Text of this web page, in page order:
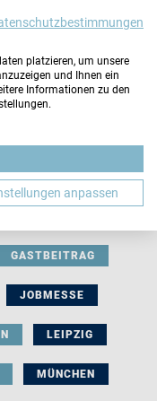
BEWERBUNG
GASTBEITRAG
JOBMESSE
LEIPZIG
MÜNCHEN
platzieren, um unsere
und Ihnen ein
Informationen zu den
anpassen